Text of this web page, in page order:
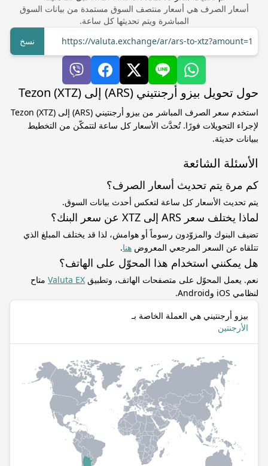
أسعار الصرف هي أسعار منتصف السوق مستمدة من بيانات السوق
المباشرة ويتم تحديثها كل ساعة.
https://valuta.exchange/ar/ars-to-xtz?amount=1
نسخ
حول تحويل بيزو أرجنتيني (ARS) إلى Tezon (XTZ)
استخدم سعر الصرف المباشر من بيزو أرجنتيني (ARS) إلى Tezon (XTZ)
لإجراء التحويلات فورًا. تُحدَّث الأسعار كل ساعة لتتمكّن من التخطيط
ببيانات حديثة.
الأسئلة الشائعة
كم مرة يتم تحديث أسعار الصرف؟
يتم تحديث الأسعار كل ساعة لتعكس أحدث بيانات السوق.
لماذا يختلف سعر ARS إلى XTZ عن سعر البنك؟
تضيف البنوك والمزوّدون رسوماً أو هوامش، لذا قد يختلف المبلغ الذي
تتلقاه عن السعر المرجعي المعروض هنا.
هل يمكنني استخدام هذا المحوّل على الهاتف؟
نعم. يعمل المحوّل على متصفحات الهاتف، وتطبيق Valuta EX متاح
لنظامي iOS وAndroid.
بيزو أرجنتيني هي العملة الخاصة بـ
الأرجنتين